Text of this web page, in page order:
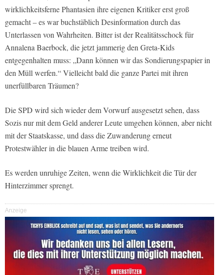
wirklichkeitsferne Phantasien ihre eigenen Kritiker erst groß
gemacht – es war buchstäblich Desinformation durch das
Unterlassen von Wahrheiten. Bitter ist der Realitätsschock für
Annalena Baerbock, die jetzt jammerig den Greta-Kids
entgegenhalten muss: „Dann können wir das Sondierungspapier in
den Müll werfen.“ Vielleicht bald die ganze Partei mit ihren
unerfüllbaren Träumen?
Die SPD wird sich wieder dem Vorwurf ausgesetzt sehen, dass
Sozis nur mit dem Geld anderer Leute umgehen können, aber nicht
mit der Staatskasse, und dass die Zuwanderung erneut
Protestwähler in die blauen Arme treiben wird.
Es werden unruhige Zeiten, wenn die Wirklichkeit die Tür der
Hinterzimmer sprengt.
Anzeige